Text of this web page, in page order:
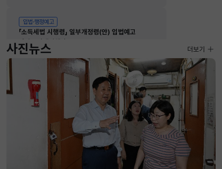
입법·행정예고
「소득세법 시행령」 일부개정령(안) 입법예고
재산소비세정책관
2026-08-07 ~ 2026-09-10
사진뉴스 사진뉴스
더보기